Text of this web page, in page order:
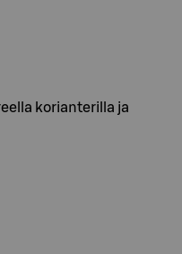
korianterilla ja